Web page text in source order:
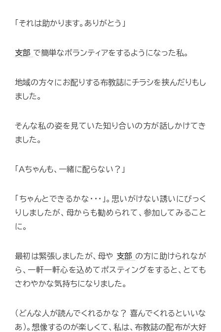
「それは助かります。ありがとう」
支部 で簡単なボランティアをするようになった私。
地域の方々にお配りする布教誌にチラシを挟んだりもし
ました。
そんな私の姿を見ていた知り合いの方が話しかけてき
ました。
「Aちゃんも、一緒に配らない？」
「ちゃんとできるかな･･･」。思いがけない誘いにびっく
りしましたが、母からも勧められて、参加してみること
に。
最初は緊張しましたが、母や 支部 の方に助けられなが
ら、一軒一軒心を込めてポスティングをすると、とても
さわやかな気持ちになりました。
（どんな人が読んでくれるかな？ 喜んでくれるといいな
あ）。想像するのが楽しくて、私は、布教誌の配布が大好